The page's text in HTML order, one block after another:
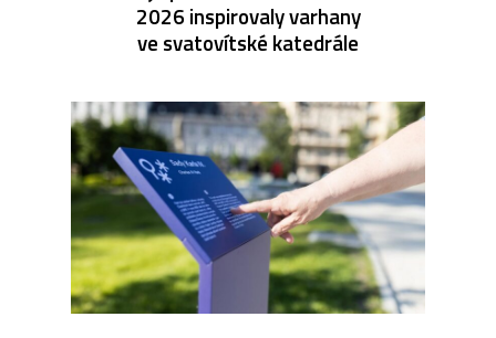
2026 inspirovaly varhany
ve svatovítské katedrále